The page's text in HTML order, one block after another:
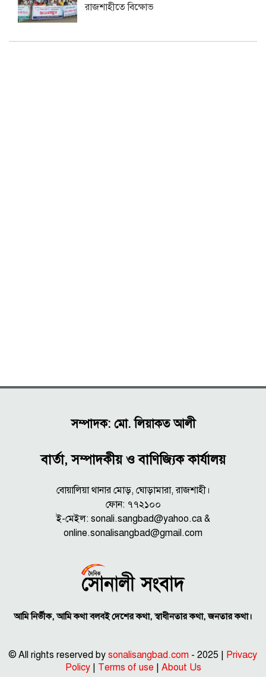
রাজশাহীতে বিক্ষোভ
সম্পাদক: মো. লিয়াকত আলী
বার্তা, সম্পাদকীয় ও বাণিজ্যিক কার্যালয়
বোয়ালিয়া থানার মোড়, ঘোড়ামারা, রাজশাহী।
ফোন: ৭৭২১০০
ই-মেইল: sonali.sangbad@yahoo.ca &
online.sonalisangbad@gmail.com
আমি নির্ভীক, আমি কথা বলবই দেশের কথা, স্বাধীনতার কথা, জনতার কথা।
© All rights reserved by sonalisangbad.com - 2025 | Privacy
Policy| Terms of use About Us